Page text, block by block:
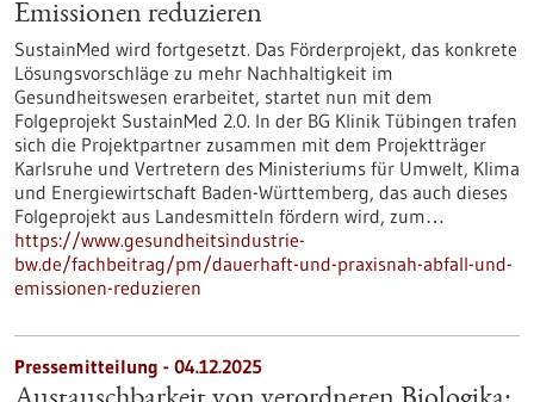
Emissionen reduzieren
SustainMed wird fortgesetzt. Das Förderprojekt, das konkrete
Lösungsvorschläge zu mehr Nachhaltigkeit im
Gesundheitswesen erarbeitet, startet nun mit dem
Folgeprojekt SustainMed 2.0. In der BG Klinik Tübingen trafen
sich die Projektpartner zusammen mit dem Projektträger
Karlsruhe und Vertretern des Ministeriums für Umwelt, Klima
und Energiewirtschaft Baden-Württemberg, das auch dieses
Folgeprojekt aus Landesmitteln fördern wird, zum…
https://www.gesundheitsindustrie-
bw.de/fachbeitrag/pm/dauerhaft-und-praxisnah-abfall-und-
emissionen-reduzieren
Pressemitteilung - 04.12.2025